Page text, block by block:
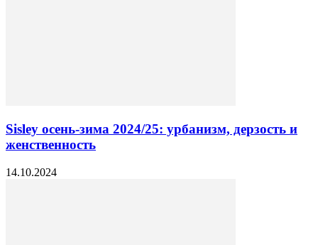
Sisley осень-зима 2024/25: урбанизм, дерзость и
женственность
14.10.2024